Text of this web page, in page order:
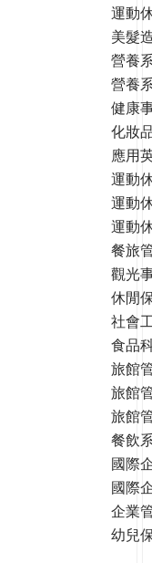
運動
美髮
營養
營養
健康
化妝
應用
運動
運動
運動
餐旅
觀光
休閒
社會
食品
旅館
旅館
旅館
餐飲
國際
國際
企業
幼兒